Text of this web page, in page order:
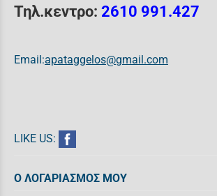
Τηλ.κεντρο: 2610 991.427
Email:apataggelos@gmail.com
LIKE US:
Ο ΛΟΓΑΡΙΑΣΜΟΣ ΜΟΥ